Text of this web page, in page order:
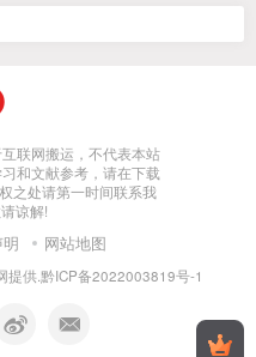
联网搬运，不代表本站
和文献参考，请在下载
之处请第一时间联系我
谅解!
网站地图
提供.黔ICP备2022003819号-1